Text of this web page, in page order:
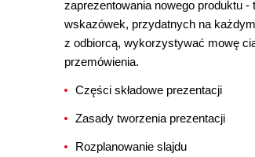
zaprezentowania nowego produktu
wskazówek, przydatnych na
z odbiorcą, wykorzystywać mowę
przemówienia.
Części składowe prezentacji
Zasady tworzenia prezentacji
Rozplanowanie slajdu